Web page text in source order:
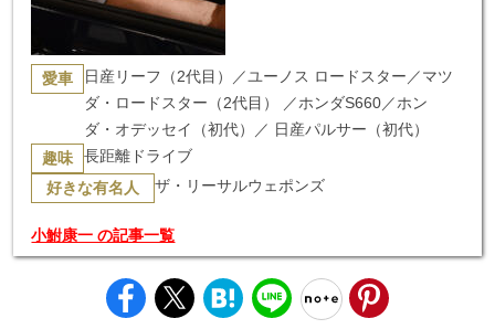
愛車
日産リーフ（2代目）／ユーノス ロードスター／マツ
ダ・ロードスター（2代目） ／ホンダS660／ホン
ダ・オデッセイ（初代）／ 日産パルサー（初代）
趣味 長距離ドライブ
好きな有名人 ザ・リーサルウェポンズ
小鮒康一 の記事一覧